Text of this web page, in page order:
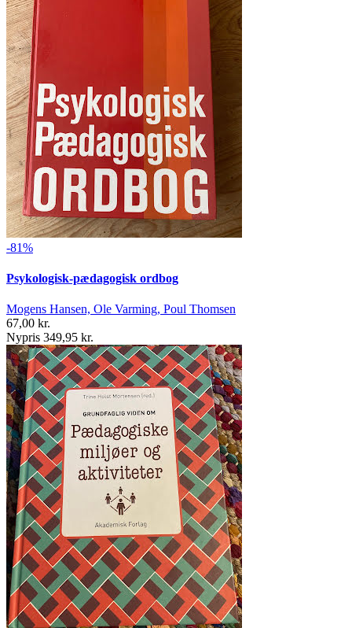
-81%
Psykologisk-pædagogisk ordbog
Mogens Hansen, Ole Varming, Poul Thomsen
67,00 kr.
Nypris 349,95 kr.